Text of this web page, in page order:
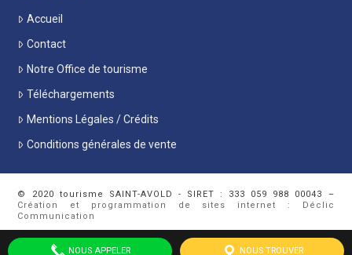
Accueil
Contact
Notre Office de tourisme
Téléchargements
Mentions Légales / Crédits
Conditions générales de vente
© 2020 tourisme SAINT-AVOLD - SIRET : 333 059 988 00043 –
Création et programmation de sites internet : Déclic
Communication
NOUS APPELER NOUS TROUVER